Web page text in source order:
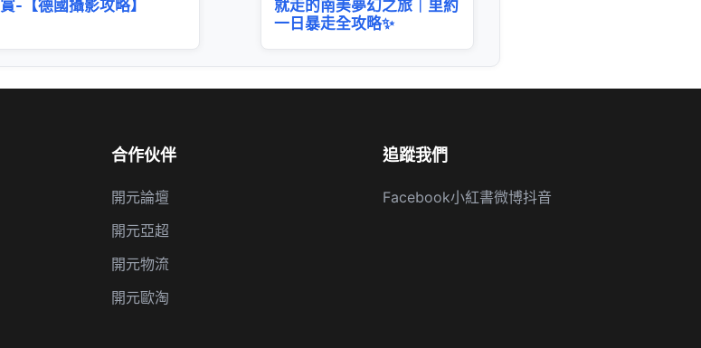
賞-【德國攝影攻略】
就走的南美夢幻之旅｜里約
一日暴走全攻略✨
合作伙伴
開元論壇
開元亞超
開元物流
開元歐淘
追蹤我們
Facebook小紅書微博抖音